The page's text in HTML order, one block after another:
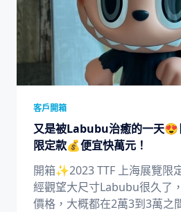
客戶開箱
又是被Labubu治癒的一天😍
限定款💰便宜快萬元！
開箱✨2023 TTF 上海展覽限
經觀望大尺寸Labubu很久了
價格，大概都在2萬3到3萬之